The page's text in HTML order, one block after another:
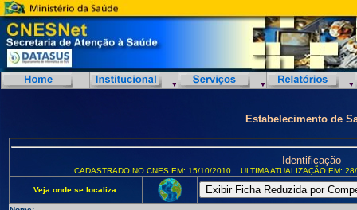
Estabelecimento de
Identificação
CADASTRADO NO CNES EM: 15/10/2010 ULTIMA ATUALIZAÇÃO EM:
Veja onde se localiza: